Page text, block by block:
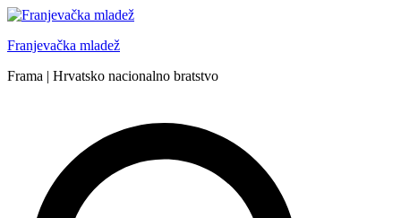
Skip
content
Franjevačka mladež
Frama | Hrvatsko nacionalno bratstvo